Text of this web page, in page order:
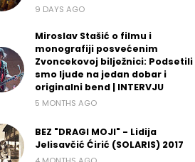
9 DAYS AGO
Miroslav Stašić o filmu i
monografiji posvećenim
Zvoncekovoj bilježnici: Podsetili
smo ljude na jedan dobar i
originalni bend | INTERVJU
5 MONTHS AGO
BEZ "DRAGI MOJI" - Lidija
Jelisavčić Ćirić (SOLARIS) 2017